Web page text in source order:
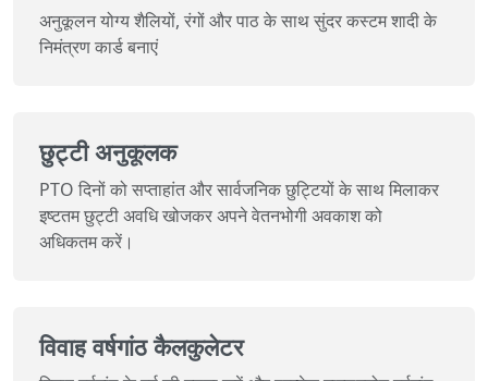
अनुकूलन योग्य शैलियों, रंगों और पाठ के साथ सुंदर कस्टम शादी के
निमंत्रण कार्ड बनाएं
छुट्टी अनुकूलक
PTO दिनों को सप्ताहांत और सार्वजनिक छुट्टियों के साथ मिलाकर
इष्टतम छुट्टी अवधि खोजकर अपने वेतनभोगी अवकाश को
अधिकतम करें।
विवाह वर्षगांठ कैलकुलेटर